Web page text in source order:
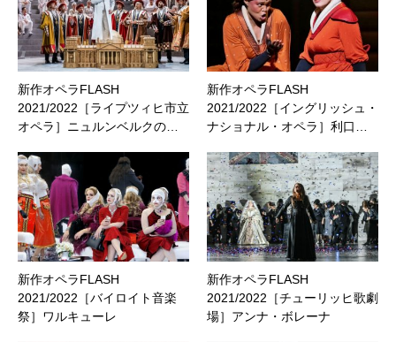
新作オペラFLASH
2021/2022［ライプツィヒ市立
オペラ］ニュルンベルクの…
新作オペラFLASH
2021/2022［イングリッシュ・
ナショナル・オペラ］利口…
新作オペラFLASH
2021/2022［バイロイト音楽
祭］ワルキューレ
新作オペラFLASH
2021/2022［チューリッヒ歌劇
場］アンナ・ボレーナ